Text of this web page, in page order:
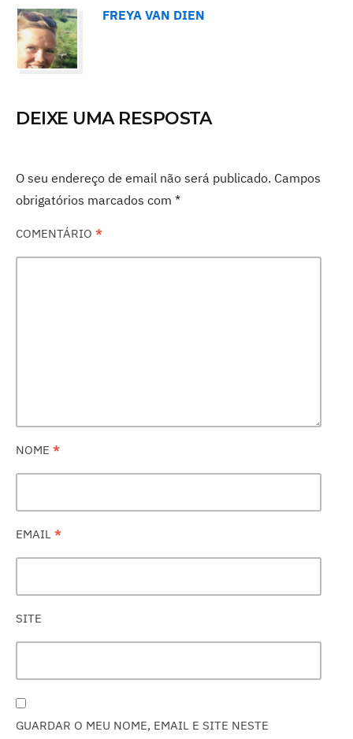
FREYA VAN DIEN
DEIXE UMA RESPOSTA
O seu endereço de email não será publicado. Campos
obrigatórios marcados com *
COMENTÁRIO *
NOME *
EMAIL *
SITE
GUARDAR O MEU NOME, EMAIL E SITE NESTE